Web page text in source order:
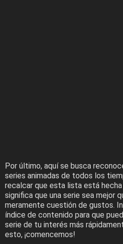
Por último, aquí se busca
series animadas de todos los
recalcar que esta lista está
significa que una serie sea mejor
meramente cuestión de gustos.
índice de contenido para que
serie de tu interés más
esto, ¡comencemos!